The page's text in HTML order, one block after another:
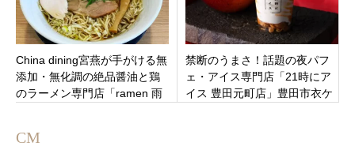
China dining宮燕が手がける無
添加・無化調の絶品醤油と鶏
のラーメン専門店「ramen 雨
禁断のうまさ！話題の夜パフ
ェ・アイス専門店「21時にア
イス 豊田元町店」豊田市衣ケ
CM